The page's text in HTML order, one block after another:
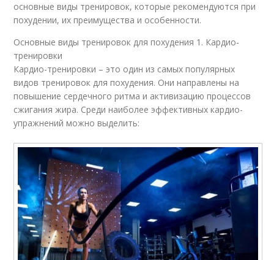
основные виды тренировок, которые рекомендуются при
похудении, их преимущества и особенности.
Основные виды тренировок для похудения 1. Кардио-
тренировки
Кардио-тренировки – это один из самых популярных
видов тренировок для похудения. Они направлены на
повышение сердечного ритма и активизацию процессов
сжигания жира. Среди наиболее эффективных кардио-
упражнений можно выделить: